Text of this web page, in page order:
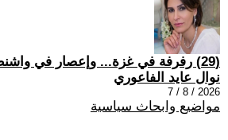
(29) رفرفة في غزة... وإعصار في واشنطن
نوال عايد الفاعوري
2026 / 8 / 7
مواضيع وابحاث سياسية